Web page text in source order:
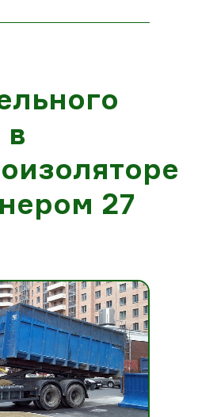
в
27